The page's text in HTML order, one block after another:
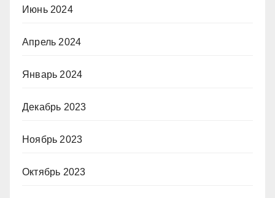
Июнь 2024
Апрель 2024
Январь 2024
Декабрь 2023
Ноябрь 2023
Октябрь 2023